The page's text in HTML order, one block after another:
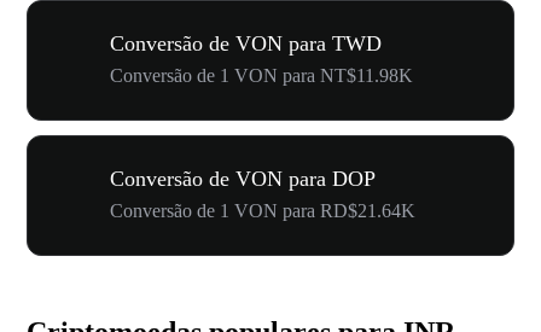
Conversão de VON para TWD
Conversão de 1 VON para NT$11.98K
Conversão de VON para DOP
Conversão de 1 VON para RD$21.64K